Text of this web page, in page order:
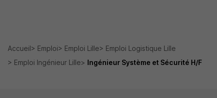
Accueil Emploi Emploi Lille
Emploi Logistique Lille
Emploi Ingénieur Lille
Ingénieur Système et Sécurité H/F